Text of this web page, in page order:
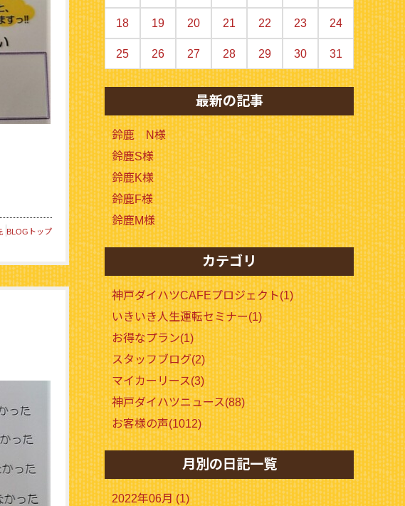
BLOGトップ
18 19 20 21 22 23 24
25 26 27 28 29 30 31
最新の記事
鈴鹿 N様
鈴鹿S様
鈴鹿K様
鈴鹿F様
鈴鹿M様
カテゴリ
神戸ダイハツCAFEプロジェクト(1)
いきいき人生運転セミナー(1)
お得なプラン(1)
スタッフブログ(2)
マイカーリース(3)
神戸ダイハツニュース(88)
お客様の声(1012)
月別の日記一覧
2022年06月 (1)